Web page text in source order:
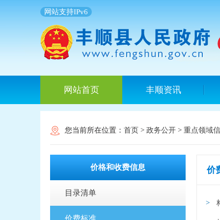
网站支持IPv6
网站首页 丰顺资讯
您当前所在位置： 首页 > 政务公开 > 重点领域
价格和收费信息
目录清单
价费标准
价